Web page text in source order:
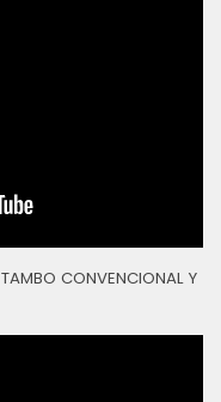
CONVENCIONAL Y